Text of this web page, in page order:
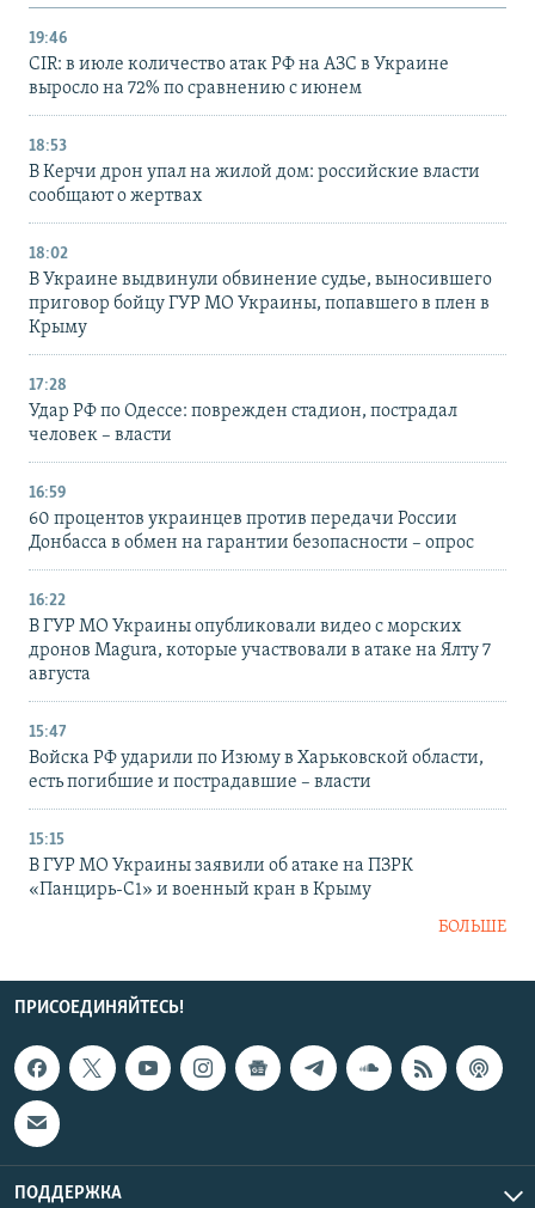
19:46
CIR: в июле количество атак РФ на АЗС в Украине
выросло на 72% по сравнению с июнем
18:53
В Керчи дрон упал на жилой дом: российские власти
сообщают о жертвах
18:02
В Украине выдвинули обвинение судье, выносившего
приговор бойцу ГУР МО Украины, попавшего в плен в
Крыму
17:28
Удар РФ по Одессе: поврежден стадион, пострадал
человек – власти
16:59
60 процентов украинцев против передачи России
Донбасса в обмен на гарантии безопасности – опрос
16:22
В ГУР МО Украины опубликовали видео с морских
дронов Magura, которые участвовали в атаке на Ялту 7
августа
15:47
Войска РФ ударили по Изюму в Харьковской области,
есть погибшие и пострадавшие – власти
15:15
В ГУР МО Украины заявили об атаке на ПЗРК
«Панцирь-С1» и военный кран в Крыму
БОЛЬШЕ
ПРИСОЕДИНЯЙТЕСЬ!
ПОДДЕРЖКА